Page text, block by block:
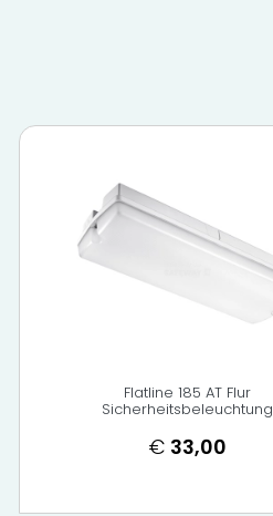
Flatline 185 AT Flur
Sicherheitsbeleuchtung
€ 33,00